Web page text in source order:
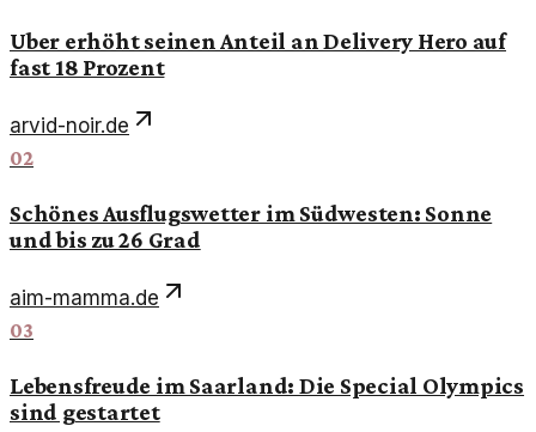
Uber erhöht seinen Anteil an Delivery Hero auf
fast 18 Prozent
arvid-noir.de
02
Schönes Ausflugswetter im Südwesten: Sonne
und bis zu 26 Grad
aim-mamma.de
03
Lebensfreude im Saarland: Die Special Olympics
sind gestartet